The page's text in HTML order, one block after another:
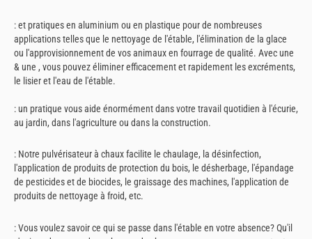
: et pratiques en aluminium ou en plastique pour de nombreuses
applications telles que le nettoyage de l'étable, l'élimination de la glace
ou l'approvisionnement de vos animaux en fourrage de qualité. Avec une
& une , vous pouvez éliminer efficacement et rapidement les excréments,
le lisier et l'eau de l'étable.
: un pratique vous aide énormément dans votre travail quotidien à l'écurie,
au jardin, dans l'agriculture ou dans la construction.
: Notre pulvérisateur à chaux facilite le chaulage, la désinfection,
l'application de produits de protection du bois, le désherbage, l'épandage
de pesticides et de biocides, le graissage des machines, l'application de
produits de nettoyage à froid, etc.
: Vous voulez savoir ce qui se passe dans l'étable en votre absence? Qu'il